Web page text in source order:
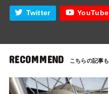
Twitter YouTube
RECOMMEND